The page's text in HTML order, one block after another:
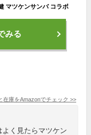
マツケンサンバ コラボ
みる
在庫をAmazonでチェック >>
く見たらマツケン